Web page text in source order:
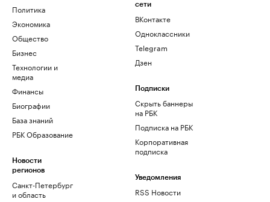
Политика
Экономика
Общество
Бизнес
Технологии и
медиа
Финансы
Биографии
База знаний
РБК Образование
Новости
регионов
Санкт-Петербург
и область
сети
ВКонтакте
Одноклассники
Telegram
Дзен
Подписки
Скрыть баннеры
на РБК
Подписка на РБК
Корпоративная
подписка
Уведомления
RSS Новости